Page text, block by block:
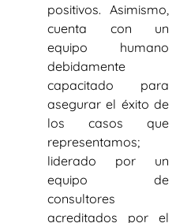
positivos. Asimismo,
cuenta con un
equipo humano
debidamente
capacitado para
asegurar el éxito de
los casos que
representamos;
liderado por un
equipo de
consultores
acreditados por el